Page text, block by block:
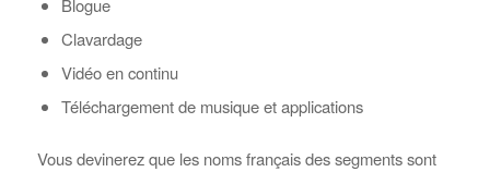
Blogue
Clavardage
Vidéo en continu
Téléchargement de musique et applications
Vous devinerez que les noms français des segments sont